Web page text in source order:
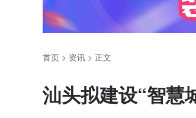
首页 > 资讯 > 正文
汕头拟建设“智慧